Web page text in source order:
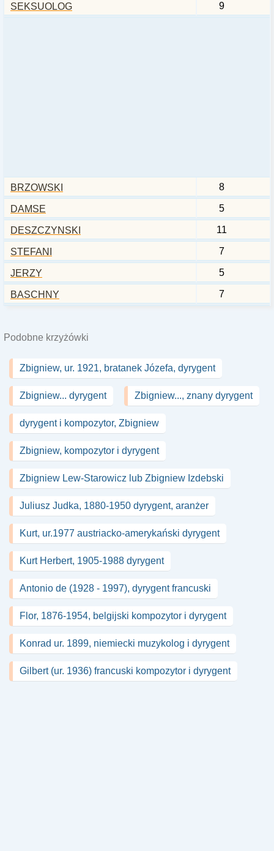
SEKSUOLOG 9
BRZOWSKI 8
DAMSE 5
DESZCZYNSKI 11
STEFANI 7
JERZY 5
BASCHNY 7
Podobne krzyżówki
Zbigniew, ur. 1921, bratanek Józefa, dyrygent
Zbigniew... dyrygent Zbigniew..., znany dyrygent
dyrygent i kompozytor, Zbigniew
Zbigniew, kompozytor i dyrygent
Zbigniew Lew-Starowicz lub Zbigniew Izdebski
Juliusz Judka, 1880-1950 dyrygent, aranżer
Kurt, ur.1977 austriacko-amerykański dyrygent
Kurt Herbert, 1905-1988 dyrygent
Antonio de (1928 - 1997), dyrygent francuski
Flor, 1876-1954, belgijski kompozytor i dyrygent
Konrad ur. 1899, niemiecki muzykolog i dyrygent
Gilbert (ur. 1936) francuski kompozytor i dyrygent